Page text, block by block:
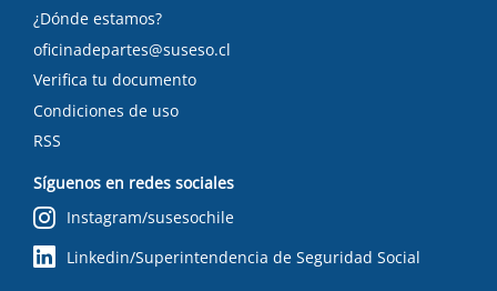
¿Dónde estamos?
oficinadepartes@suseso.cl
Verifica tu documento
Condiciones de uso
RSS
Síguenos en redes sociales
Instagram/susesochile
Linkedin/Superintendencia de Seguridad Social